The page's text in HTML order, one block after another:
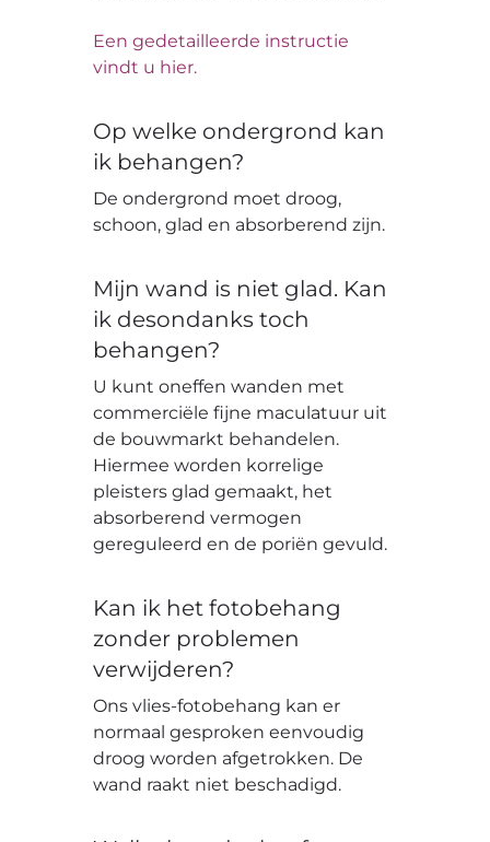
Een gedetailleerde instructie
vindt u hier.
Op welke ondergrond kan
ik behangen?
De ondergrond moet droog,
schoon, glad en absorberend zijn.
Mijn wand is niet glad. Kan
ik desondanks toch
behangen?
U kunt oneffen wanden met
commerciële fijne maculatuur uit
de bouwmarkt behandelen.
Hiermee worden korrelige
pleisters glad gemaakt, het
absorberend vermogen
gereguleerd en de poriën gevuld.
Kan ik het fotobehang
zonder problemen
verwijderen?
Ons vlies-fotobehang kan er
normaal gesproken eenvoudig
droog worden afgetrokken. De
wand raakt niet beschadigd.